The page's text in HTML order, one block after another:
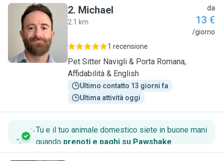
M
2. Michael
2.1 km
da
13 €
/giorno
1 recensione
Pet Sitter Navigli & Porta Romana,
Affidabilità & English
Ultimo contatto 13 giorni fa
Ultima attività oggi
Tu e il tuo animale domestico siete in buone mani
quando prenoti e paghi su Pawshake.